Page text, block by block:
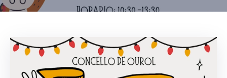
Turismo
Contacto